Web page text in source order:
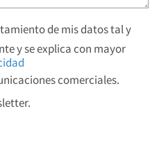
de mis datos tal y
y se explica con mayor
comerciales.